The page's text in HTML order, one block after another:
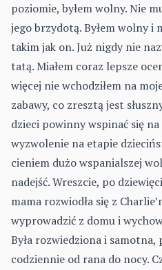
poziomie, byłem wolny. Nie
jego brzydotą. Byłem wolny i
takim jak on. Już nigdy nie
tatą. Miałem coraz lepsze
więcej nie wchodziłem na
zabawy, co zresztą jest
dzieci powinny wspinać się
wyzwolenie na etapie
cieniem dużo wspanialszej
nadejść. Wreszcie, po
mama rozwiodła się z
wyprowadzić z domu i
Była rozwiedziona i samotna,
codziennie od rana do nocy.